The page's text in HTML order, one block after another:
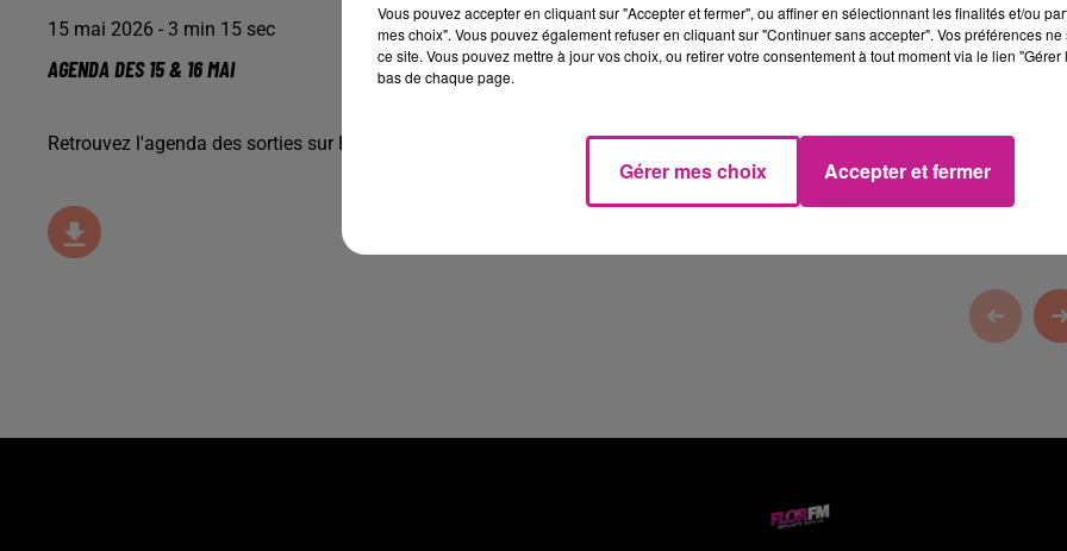
15 mai 2026 - 3 min 15 sec
AGENDA DES 15 & 16 MAI
Retrouvez l'agenda des sorties sur Florfm, avec Xperience park Wittenheim, une experience fun et unique !
Vous pouvez accepter en cliquant sur "Accepter et fermer", ou affiner en sélectionnant les finalités et/ou
mes choix". Vous pouvez également refuser en cliquant sur "Continuer sans accepter". Vos préférences
ce site. Vous pouvez mettre à jour vos choix, ou retirer votre consentement à tout moment via le lien
bas de chaque page.
Gérer mes choix Accepter et fermer